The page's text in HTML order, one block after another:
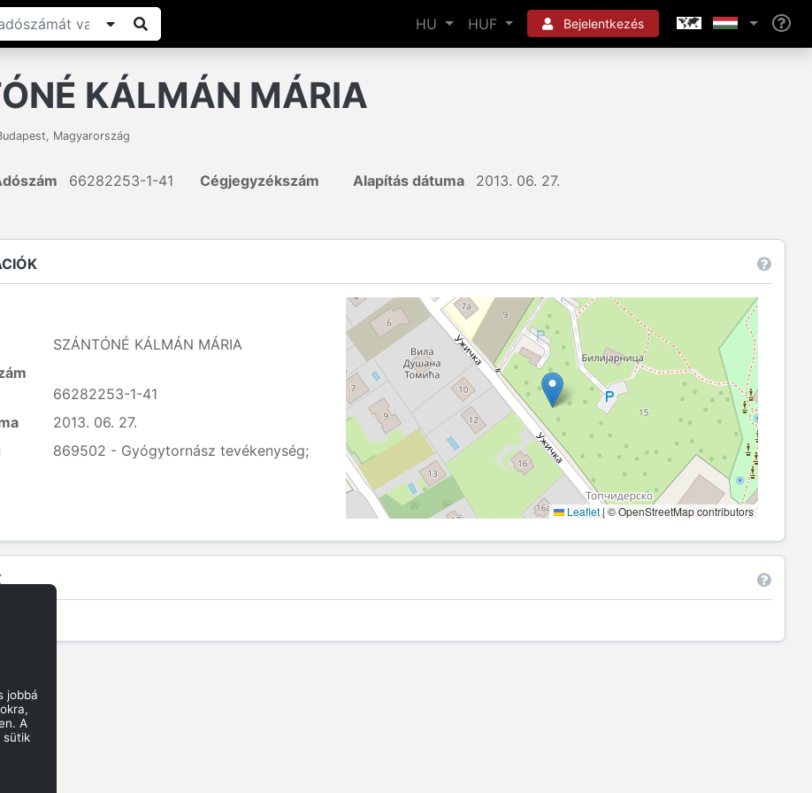
HU HUF Bejelentkezés
KÁLMÁN MÁRIA
, Magyarország
66282253-1-41 Cégjegyzékszám Alapítás dátuma 2013. 06. 27.
SZÁNTÓNÉ KÁLMÁN MÁRIA
66282253-1-41
2013. 06. 27.
869502 - Gyógytornász tevékenység;
Leaflet| © OpenStreetMap contributors
jobbá
A
sütik